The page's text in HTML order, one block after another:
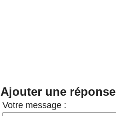
Ajouter une réponse
Votre message :